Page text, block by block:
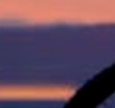
marfinense disse que
Corinthians. Temos
os rumores" , disse
francês L'Équipe.
contrário à aposta em
vislumbrado pelo